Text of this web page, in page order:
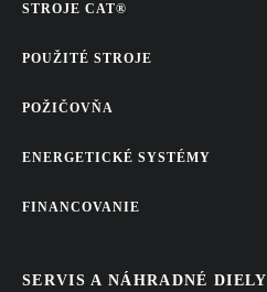
STROJE CAT®
POUŽITÉ STROJE
POŽIČOVŇA
ENERGETICKÉ SYSTÉMY
FINANCOVANIE
SERVIS A NÁHRADNÉ DIELY